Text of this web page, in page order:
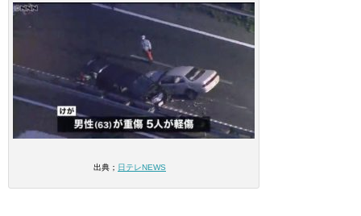
出典； 日テレNEWS